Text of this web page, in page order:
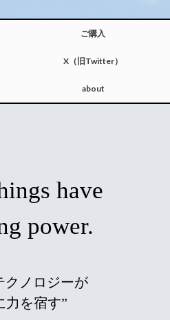
ご購入
X（旧Twitter）
about
have
power.
クノロジーが
力を宿す”